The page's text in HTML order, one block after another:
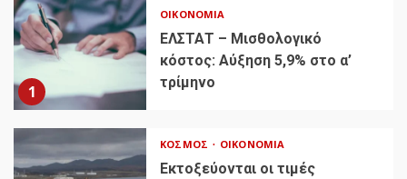
1
ΟΙΚΟΝΟΜΊΑ
ΕΛΣΤΑΤ – Μισθολογικό
κόστος: Αύξηση 5,9% στο α’
τρίμηνο
ΚΌΣΜΟΣ ΟΙΚΟΝΟΜΊΑ
Εκτοξεύονται οι τιμές